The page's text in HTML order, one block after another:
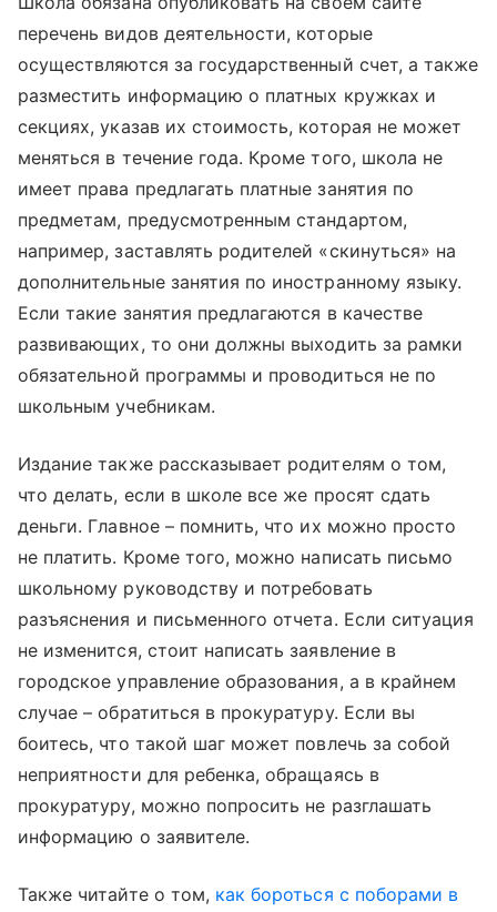
перечень видов деятельности, которые
осуществляются за государственный счет, а также
разместить информацию о платных кружках и
секциях, указав их стоимость, которая не может
меняться в течение года. Кроме того, школа не
имеет права предлагать платные занятия по
предметам, предусмотренным стандартом,
например, заставлять родителей «скинуться» на
дополнительные занятия по иностранному языку.
Если такие занятия предлагаются в качестве
развивающих, то они должны выходить за рамки
обязательной программы и проводиться не по
школьным учебникам.
Издание также рассказывает родителям о том,
что делать, если в школе все же просят сдать
деньги. Главное – помнить, что их можно просто
не платить. Кроме того, можно написать письмо
школьному руководству и потребовать
разъяснения и письменного отчета. Если ситуация
не изменится, стоит написать заявление в
городское управление образования, а в крайнем
случае – обратиться в прокуратуру. Если вы
боитесь, что такой шаг может повлечь за собой
неприятности для ребенка, обращаясь в
прокуратуру, можно попросить не разглашать
информацию о заявителе.
Также читайте о том, как бороться с поборами в